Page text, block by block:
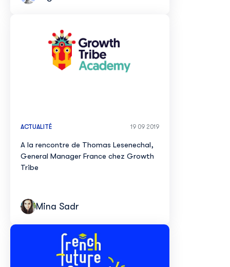
ACTUALITÉ 19 09 2019
A la rencontre de Thomas Lesenechal,
General Manager France chez Growth
Tribe
Mina Sadr